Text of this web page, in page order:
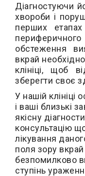
Діагностуючи
хвороби і
перших етапах
обстеження
вкрай
клініці, щоб
зберегти своє
У нашій клініці
і ваші близькі
якісну
консультацію
лікування
поля зору
безпомилково
ступінь